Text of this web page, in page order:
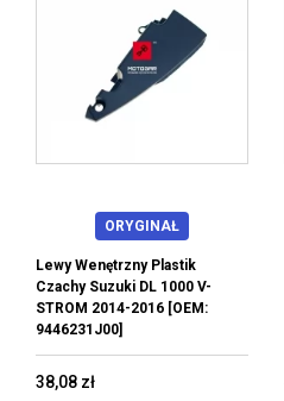
ORYGINAŁ
Lewy Wenętrzny Plastik
Czachy Suzuki DL 1000 V-
STROM 2014-2016 [OEM:
9446231J00]
38,08 zł